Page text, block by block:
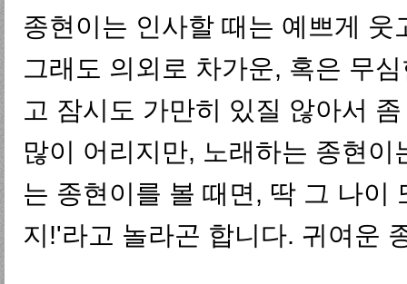
종현이는 인사할 때는 예쁘게 웃
그래도 의외로 차가운, 혹은 무
고 잠시도 가만히 있질 않아서
많이 어리지만, 노래하는 종현
는 종현이를 볼 때면, 딱 그 나이
지!'라고 놀라곤 합니다. 귀여운